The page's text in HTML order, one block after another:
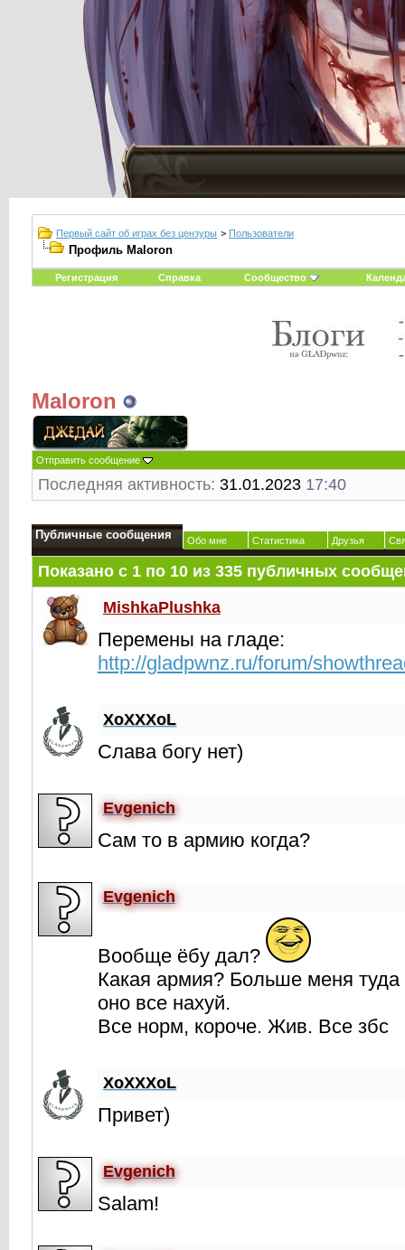
Первый сайт об играх без цензуры > Пользователи
Профиль Maloron
Регистрация Справка Сообщество
Maloron
Отправить сообщение
Последняя активность: 31.01.2023 17:40
Публичные сообщения Обо мне Статистика Друзья
Показано с 1 по 10из 335публичных
MishkaPlushka
Перемены на гладе:
http://gladpwnz.ru/forum/
XoXXXoL
Слава богу нет)
Evgenich
Сам то в армию когда?
Evgenich
Вообще ёбу дал?
Какая армия? Больше меня
оно все нахуй.
Все норм, короче. Жив. Все збс
XoXXXoL
Привет)
Evgenich
Salam!